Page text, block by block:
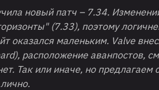
новый патч – 7.34.
(7.33), поэтому
оказался маленьким. Valve
расположение аванпостов,
Так или иначе, но